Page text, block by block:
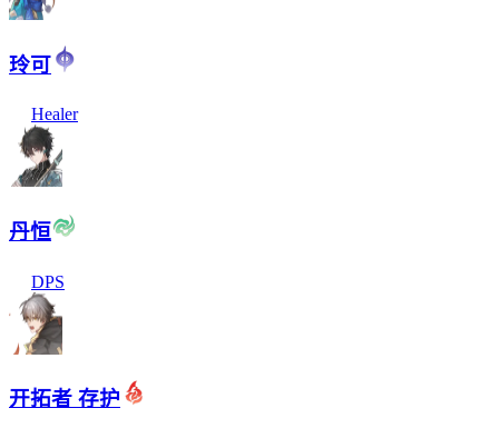
玲可
Healer
丹恒
DPS
开拓者 存护